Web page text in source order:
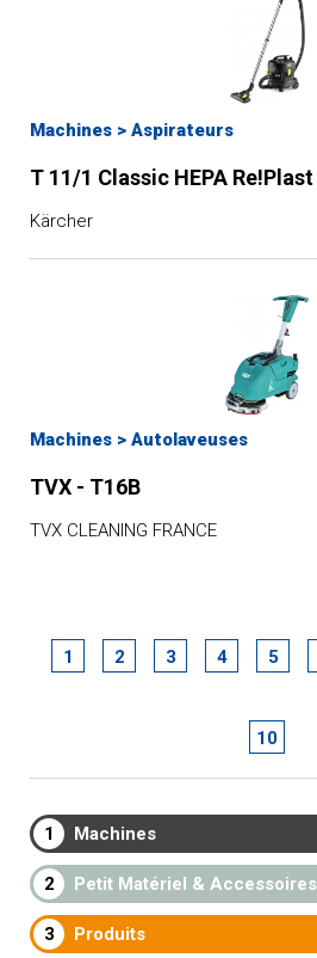
Machines > Aspirateurs
T 11/1 Classic HEPA Re!Plast
Kärcher
Machines > Autolaveuses
TVX - T16B
TVX CLEANING FRANCE
1 2 3 4 5
10
1 Machines
2 Petit Matériel & Accessoires
3 Produits